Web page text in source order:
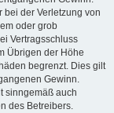
bei der Verletzung von
oder grob
Vertragsschluss
Übrigen der Höhe
begrenzt. Dies gilt
Gewinn.
sinngemäß auch
des Betreibers.